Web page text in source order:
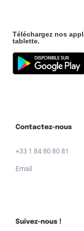
Téléchargez nos
tablette.
Contactez-nous
+33 1 84 80 80 81
Email
Suivez-nous !